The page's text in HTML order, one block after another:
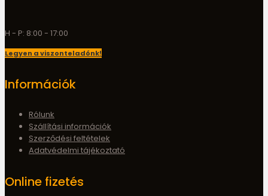
H - P: 8:00 - 17:00
Legyen a viszonteladónk!
Információk
Rólunk
Szállítási információk
Szerződési feltételek
Adatvédelmi tájékoztató
Online fizetés